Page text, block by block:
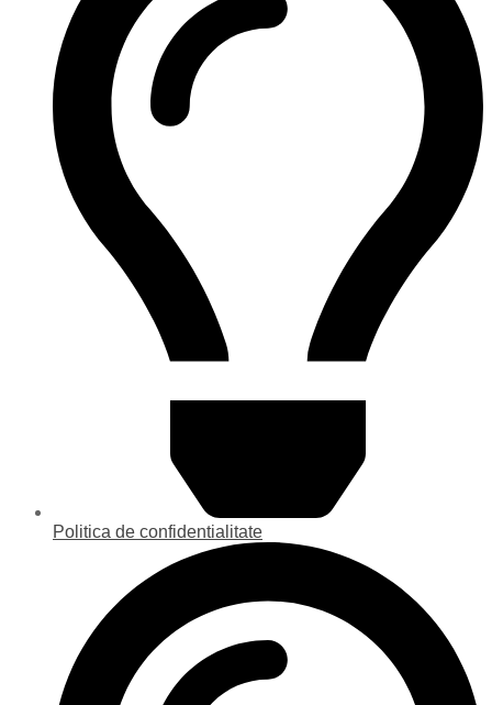
Politica de confidentialitate